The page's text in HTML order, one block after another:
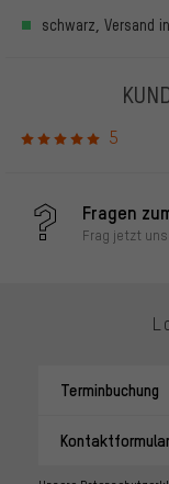
schwarz, Versand
5
Fragen
Frag jetzt
Terminbuchung
Kontaktformular